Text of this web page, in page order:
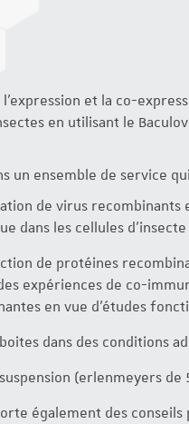
l’expression et la co-
en utilisant le
un ensemble de service
de virus
dans les cellules
de protéines
expériences de co-
en vue d’études
dans des conditions
(erlenmeyers
également des